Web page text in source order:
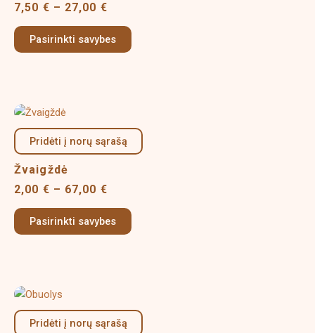
7,50 € – 27,00 €
Pasirinkti savybes
options
may
product
page
Pridėti į norų sąrašą
Žvaigždė
2,00 € – 67,00 €
2,00 €
through
Pasirinkti savybes
product
has
options
may
product
Pridėti į norų sąrašą
2,50 €
product
has